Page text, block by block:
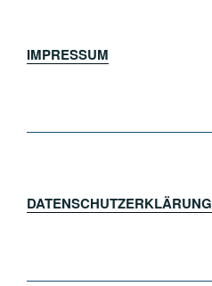
IMPRESSUM
DATENSCHUTZERKLÄRUNG